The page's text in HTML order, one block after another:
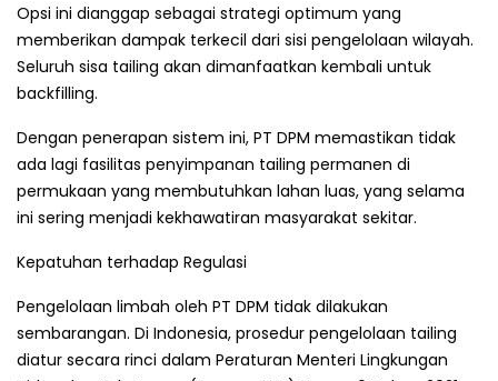
Opsi ini dianggap sebagai strategi optimum yang
memberikan dampak terkecil dari sisi pengelolaan wilayah.
Seluruh sisa tailing akan dimanfaatkan kembali untuk
backfilling.
Dengan penerapan sistem ini, PT DPM memastikan tidak
ada lagi fasilitas penyimpanan tailing permanen di
permukaan yang membutuhkan lahan luas, yang selama
ini sering menjadi kekhawatiran masyarakat sekitar.
Kepatuhan terhadap Regulasi
Pengelolaan limbah oleh PT DPM tidak dilakukan
sembarangan. Di Indonesia, prosedur pengelolaan tailing
diatur secara rinci dalam Peraturan Menteri Lingkungan